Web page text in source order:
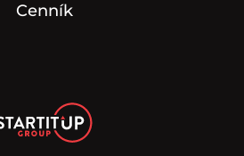
Cenník